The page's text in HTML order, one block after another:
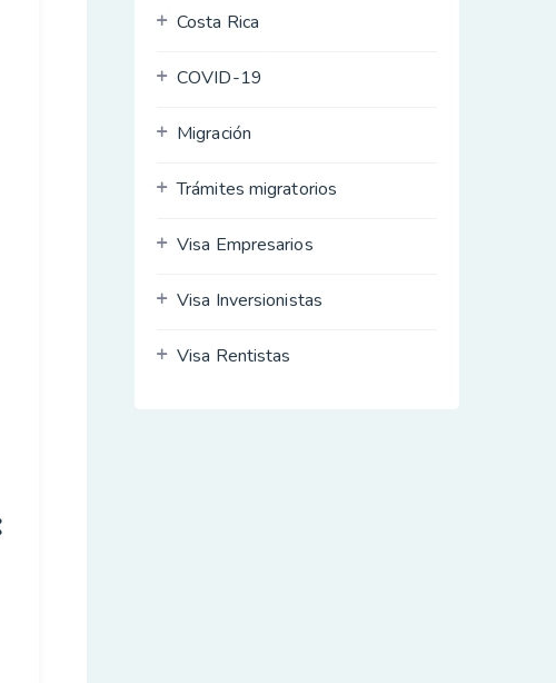
Costa Rica
COVID-19
Migración
Trámites migratorios
Visa Empresarios
Visa Inversionistas
Visa Rentistas